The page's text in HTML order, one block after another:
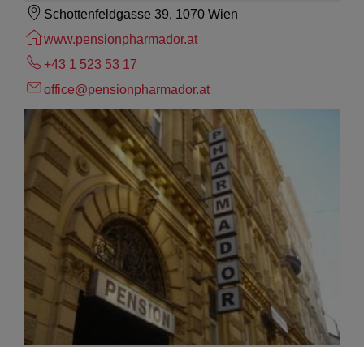
Schottenfeldgasse 39, 1070 Wien
www.pensionpharmador.at
+43 1 523 53 17
office@pensionpharmador.at